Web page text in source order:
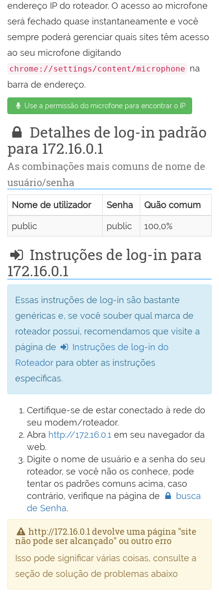
endereço IP do roteador. O acesso ao microfone
será fechado quase instantaneamente e você
sempre poderá gerenciar quais sites têm acesso
ao seu microfone digitando
chrome://settings/content/microphone na
barra de endereço.
Use a permissão do microfone para encontrar o IP
Detalhes de log-in padrão
para 172.16.0.1
As combinações mais comuns de nome de
usuário/senha
Nome de utilizador Senha Quão comum
public public 100,0%
Instruções de log-in para
172.16.0.1
Essas instruções de log-in são bastante
genéricas e, se você souber qual marca de
roteador possui, recomendamos que visite a
página de
Instruções de log-in do
Roteador para obter as instruções
específicas.
Certifique-se de estar conectado à rede do
seu modem/roteador.
Abra http://172.16.0.1 em seu navegador da
web.
Digite o nome de usuário e a senha do seu
roteador, se você não os conhece, pode
tentar os padrões comuns acima, caso
contrário, verifique na página de
busca
de Senha.
http://172.16.0.1 devolve uma página "site
não pode ser alcançado" ou outro erro
Isso pode significar várias coisas, consulte a
seção de solução de problemas abaixo